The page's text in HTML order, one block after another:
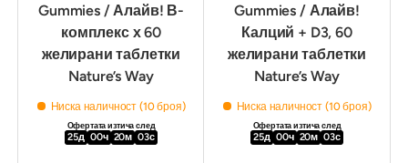
Gummies / Алайв! В-
комплекс х 60
желирани таблетки
Nature’s Way
Ниска наличност (10 броя)
Офертата изтича след
25д 00ч 20м 02с
Gummies / Алайв!
Калций + D3, 60
желирани таблетки
Nature’s Way
Ниска наличност (10 броя)
Офертата изтича след
25д 00ч 20м 02с